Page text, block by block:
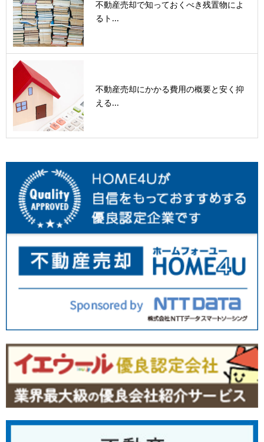
不動産売却で知っておくべき残置物によ
るト...
不動産売却にかかる費用の概要と安く抑
える...